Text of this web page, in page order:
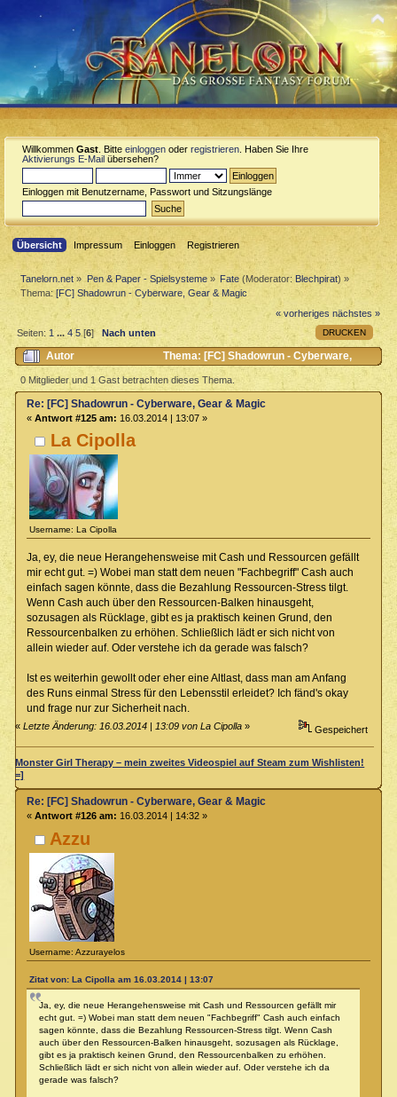
Willkommen Gast . Bitte einloggen oder registrieren . Haben Sie Ihre
Aktivierungs E-Mail übersehen?
Einloggen mit Benutzername, Passwort und Sitzungslänge
Übersicht Impressum Einloggen Registrieren
Tanelorn.net » Pen & Paper - Spielsysteme» Fate (Moderator: Blechpirat) »
Thema:[FC] Shadowrun - Cyberware, Gear & Magic
« vorheriges nächstes »
DRUCKEN
Seiten:1 ...4 5[6] Nach unten
Autor
Thema: [FC] Shadowrun - Cyberware,
Gear & Magic (Gelesen 42290 mal)
0 Mitglieder und 1 Gast betrachten dieses Thema.
La Cipolla
Username: La Cipolla
Re: [FC] Shadowrun - Cyberware, Gear & Magic
« Antwort #125 am: 16.03.2014 | 13:07 »
Ja, ey, die neue Herangehensweise mit Cash und Ressourcen gefällt
mir echt gut. =) Wobei man statt dem neuen "Fachbegriff" Cash auch
einfach sagen könnte, dass die Bezahlung Ressourcen-Stress tilgt.
Wenn Cash auch über den Ressourcen-Balken hinausgeht,
sozusagen als Rücklage, gibt es ja praktisch keinen Grund, den
Ressourcenbalken zu erhöhen. Schließlich lädt er sich nicht von
allein wieder auf. Oder verstehe ich da gerade was falsch?
Ist es weiterhin gewollt oder eher eine Altlast, dass man am Anfang
des Runs einmal Stress für den Lebensstil erleidet? Ich fänd's okay
und frage nur zur Sicherheit nach.
«Letzte Änderung: 16.03.2014 | 13:09 von La Cipolla » Gespeichert
Monster Girl Therapy – mein zweites Videospiel auf Steam zum Wishlisten!
=]
Azzu
Username: Azzurayelos
Re: [FC] Shadowrun - Cyberware, Gear & Magic
« Antwort #126 am: 16.03.2014 | 14:32 »
Zitat von: La Cipolla am 16.03.2014 | 13:07
Ja, ey, die neue Herangehensweise mit Cash und Ressourcen gefällt mir
echt gut. =) Wobei man statt dem neuen "Fachbegriff" Cash auch einfach
sagen könnte, dass die Bezahlung Ressourcen-Stress tilgt. Wenn Cash
auch über den Ressourcen-Balken hinausgeht, sozusagen als Rücklage,
gibt es ja praktisch keinen Grund, den Ressourcenbalken zu erhöhen.
Schließlich lädt er sich nicht von allein wieder auf. Oder verstehe ich da
gerade was falsch?